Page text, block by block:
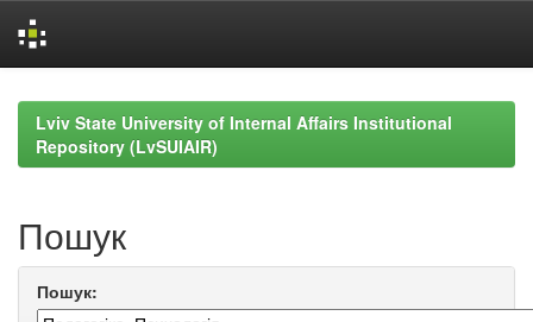
navigationLviv State University of Internal Affairs Institutional
Repository (LvSUIAIR)
Пошук
Пошук: